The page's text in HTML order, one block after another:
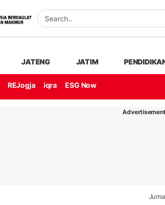
JATENG JATIM
REJogja iqra ESG Now